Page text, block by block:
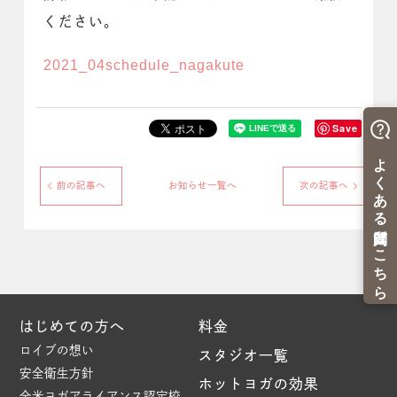
ください。
2021_04schedule_nagakute
Save
前の記事へ お知らせ一覧へ 次の記事へ
はじめての方へ
ロイブの想い
安全衛生方針
料金
スタジオ一覧
ホットヨガの効果